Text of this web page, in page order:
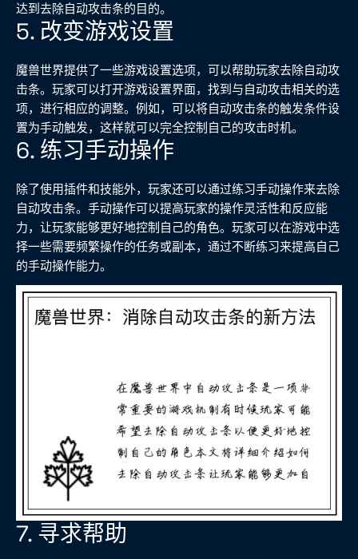
达到去除自动攻击条的目的。
5. 改变游戏设置
魔兽世界提供了一些游戏设置选项，可以帮助玩家去除自动攻
击条。玩家可以打开游戏设置界面，找到与自动攻击相关的选
项，进行相应的调整。例如，可以将自动攻击条的触发条件设
置为手动触发，这样就可以完全控制自己的攻击时机。
6. 练习手动操作
除了使用插件和技能外，玩家还可以通过练习手动操作来去除
自动攻击条。手动操作可以提高玩家的操作灵活性和反应能
力，让玩家能够更好地控制自己的角色。玩家可以在游戏中选
择一些需要频繁操作的任务或副本，通过不断练习来提高自己
的手动操作能力。
7. 寻求帮助